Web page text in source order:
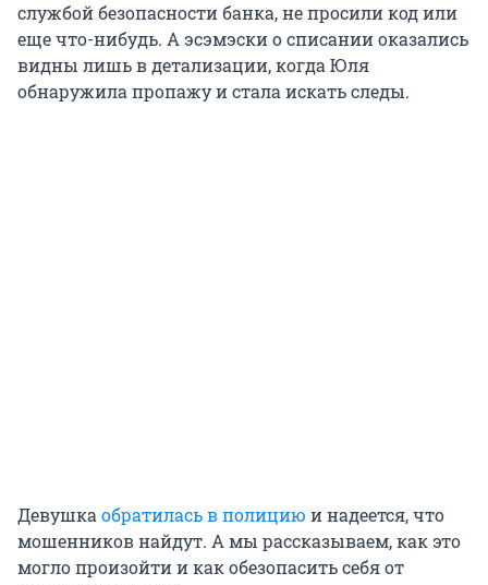
службой безопасности банка, не просили код или
еще что-нибудь. А эсэмэски о списании оказались
видны лишь в детализации, когда Юля
обнаружила пропажу и стала искать следы.
Девушкаобратилась в полицию и надеется, что
мошенников найдут. А мы рассказываем, как это
могло произойти и как обезопасить себя от